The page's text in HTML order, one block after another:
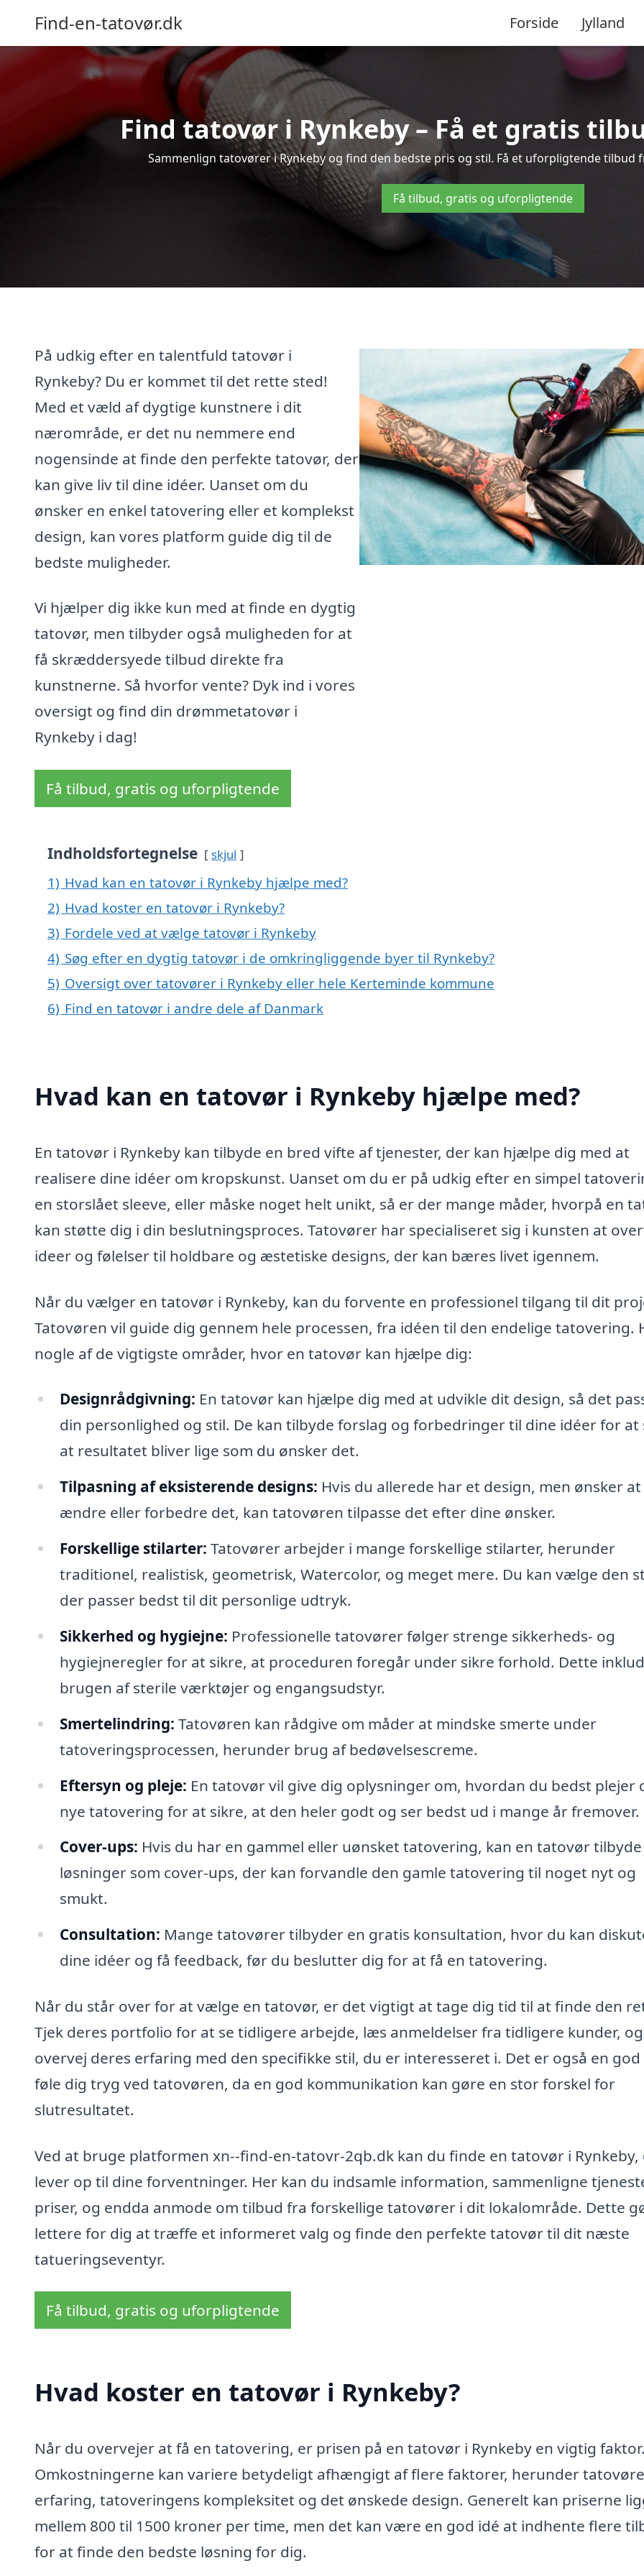
Find-en-tatovør.dk Forside Jylland
Find tatovør i Rynkeby – Få et gratis
Sammenlign tatovører i Rynkeby og find den bedste pris og stil. Få et uforpligtende
Få tilbud, gratis og uforpligtende
På udkig efter en talentfuld tatovør i
Rynkeby? Du er kommet til det rette sted!
Med et væld af dygtige kunstnere i dit
nærområde, er det nu nemmere end
nogensinde at finde den perfekte tatovør, der
kan give liv til dine idéer. Uanset om du
ønsker en enkel tatovering eller et komplekst
design, kan vores platform guide dig til de
bedste muligheder.
Vi hjælper dig ikke kun med at finde en dygtig
tatovør, men tilbyder også muligheden for at
få skræddersyede tilbud direkte fra
kunstnerne. Så hvorfor vente? Dyk ind i vores
oversigt og find din drømmetatovør i
Rynkeby i dag!
Få tilbud, gratis og uforpligtende
Indholdsfortegnelse skjul
1) Hvad kan en tatovør i Rynkeby hjælpe med?
2) Hvad koster en tatovør i Rynkeby?
3) Fordele ved at vælge tatovør i Rynkeby
4) Søg efter en dygtig tatovør i de omkringliggende byer til Rynkeby?
5) Oversigt over tatovører i Rynkeby eller hele Kerteminde kommune
6) Find en tatovør i andre dele af Danmark
Hvad kan en tatovør i Rynkeby hjælpe med?
En tatovør i Rynkeby kan tilbyde en bred vifte af tjenester, der kan hjælpe dig med at
realisere dine idéer om kropskunst. Uanset om du er på udkig efter en simpel
en storslået sleeve, eller måske noget helt unikt, så er der mange måder, hvorpå en
kan støtte dig i din beslutningsproces. Tatovører har specialiseret sig i kunsten at
ideer og følelser til holdbare og æstetiske designs, der kan bæres livet igennem.
Når du vælger en tatovør i Rynkeby, kan du forvente en professionel tilgang til dit
Tatovøren vil guide dig gennem hele processen, fra idéen til den endelige tatovering.
nogle af de vigtigste områder, hvor en tatovør kan hjælpe dig:
Designrådgivning: En tatovør kan hjælpe dig med at udvikle dit design, så det
din personlighed og stil. De kan tilbyde forslag og forbedringer til dine idéer for at
at resultatet bliver lige som du ønsker det.
Tilpasning af eksisterende designs: Hvis du allerede har et design, men ønsker at
ændre eller forbedre det, kan tatovøren tilpasse det efter dine ønsker.
Forskellige stilarter: Tatovører arbejder i mange forskellige stilarter, herunder
traditionel, realistisk, geometrisk, Watercolor, og meget mere. Du kan vælge den
der passer bedst til dit personlige udtryk.
Sikkerhed og hygiejne: Professionelle tatovører følger strenge sikkerheds- og
hygiejneregler for at sikre, at proceduren foregår under sikre forhold. Dette
brugen af sterile værktøjer og engangsudstyr.
Smertelindring: Tatovøren kan rådgive om måder at mindske smerte under
tatoveringsprocessen, herunder brug af bedøvelsescreme.
Eftersyn og pleje: En tatovør vil give dig oplysninger om, hvordan du bedst plejer
nye tatovering for at sikre, at den heler godt og ser bedst ud i mange år fremover.
Cover-ups: Hvis du har en gammel eller uønsket tatovering, kan en tatovør tilbyde
løsninger som cover-ups, der kan forvandle den gamle tatovering til noget nyt og
smukt.
Consultation: Mange tatovører tilbyder en gratis konsultation, hvor du kan
dine idéer og få feedback, før du beslutter dig for at få en tatovering.
Når du står over for at vælge en tatovør, er det vigtigt at tage dig tid til at finde den
Tjek deres portfolio for at se tidligere arbejde, læs anmeldelser fra tidligere kunder, og
overvej deres erfaring med den specifikke stil, du er interesseret i. Det er også en god
føle dig tryg ved tatovøren, da en god kommunikation kan gøre en stor forskel for
slutresultatet.
Ved at bruge platformen xn--find-en-tatovr-2qb.dk kan du finde en tatovør i Rynkeby,
lever op til dine forventninger. Her kan du indsamle information, sammenligne
priser, og endda anmode om tilbud fra forskellige tatovører i dit lokalområde. Dette
lettere for dig at træffe et informeret valg og finde den perfekte tatovør til dit næste
tatueringseventyr.
Få tilbud, gratis og uforpligtende
Hvad koster en tatovør i Rynkeby?
Når du overvejer at få en tatovering, er prisen på en tatovør i Rynkeby en vigtig faktor.
Omkostningerne kan variere betydeligt afhængigt af flere faktorer, herunder
erfaring, tatoveringens kompleksitet og det ønskede design. Generelt kan priserne
mellem 800 til 1500 kroner per time, men det kan være en god idé at indhente flere
for at finde den bedste løsning for dig.